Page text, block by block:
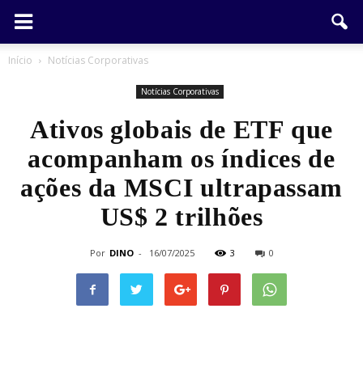
Início Notícias Corporativas
Notícias Corporativas
Ativos globais de ETF que
acompanham os índices de
ações da MSCI ultrapassam
US$ 2 trilhões
Por DINO - 16/07/2025 3 0